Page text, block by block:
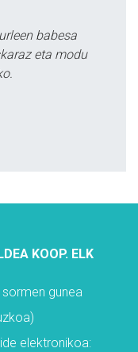
babesa
eta modu
KOOP. ELK
gunea
elektronikoa: